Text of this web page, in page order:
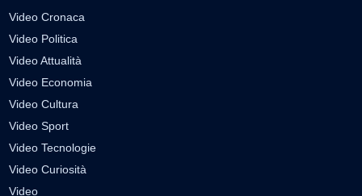
Video Cronaca
Video Politica
Video Attualità
Video Economia
Video Cultura
Video Sport
Video Tecnologie
Video Curiosità
Video